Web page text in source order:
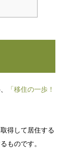
「移住の一歩！
得して居住する
ものです。